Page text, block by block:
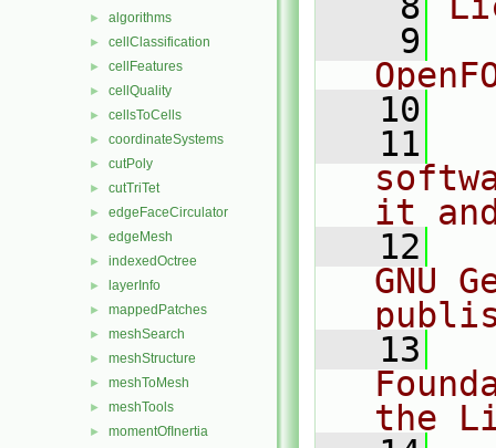
► algorithms
► cellClassification
► cellFeatures
► cellQuality
► cellsToCells
► coordinateSystems
► cutPoly
► cutTriTet
► edgeFaceCirculator
► edgeMesh
► indexedOctree
► layerInfo
► mappedPatches
► meshSearch
► meshStructure
► meshToMesh
► meshTools
► momentOfInertia
    9
   10
   11
it
   12
GNU
   13
the